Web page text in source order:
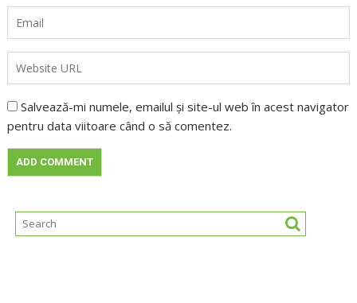
Salvează-mi numele, emailul și site-ul web în acest navigator
pentru data viitoare când o să comentez.